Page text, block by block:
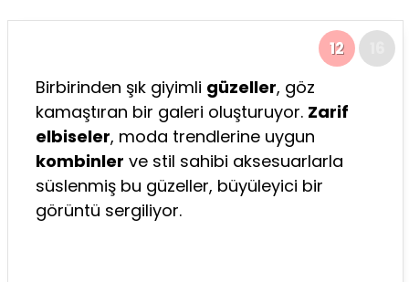
12
Birbirinden şık giyimli güzeller, göz
kamaştıran bir galeri oluşturuyor. Zarif
elbiseler, moda trendlerine uygun
kombinler ve stil sahibi aksesuarlarla
süslenmiş bu güzeller, büyüleyici bir
görüntü sergiliyor.